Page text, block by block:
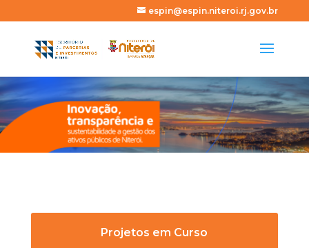
espin@espin.niteroi.rj.gov.br
Projetos em Curso